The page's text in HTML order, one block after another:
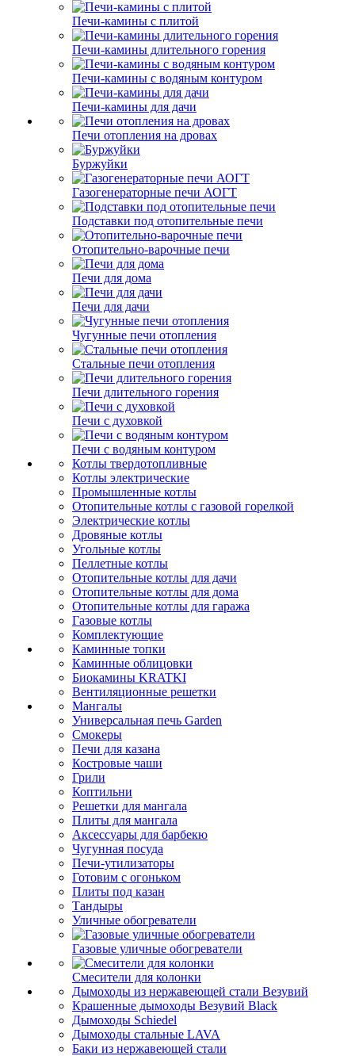
Печи-камины с плитой
Печи-камины длительного горения
Печи-камины с водяным контуром
Печи-камины для дачи
Печи отопления на дровах
Буржуйки
Газогенераторные печи АОГТ
Подставки под отопительные печи
Отопительно-варочные печи
Печи для дома
Печи для дачи
Чугунные печи отопления
Стальные печи отопления
Печи длительного горения
Печи с духовкой
Печи с водяным контуром
Котлы твердотопливные
Котлы электрические
Промышленные котлы
Отопительные котлы с газовой горелкой
Электрические котлы
Дровяные котлы
Угольные котлы
Пеллетные котлы
Отопительные котлы для дачи
Отопительные котлы для дома
Отопительные котлы для гаража
Газовые котлы
Комплектующие
Каминные топки
Каминные облицовки
Биокамины KRATKI
Вентиляционные решетки
Мангалы
Универсальная печь Garden
Смокеры
Печи для казана
Костровые чаши
Грили
Коптильни
Решетки для мангала
Плиты для мангала
Аксессуары для барбекю
Чугунная посуда
Печи-утилизаторы
Готовим с огоньком
Плиты под казан
Тандыры
Уличные обогреватели
Газовые уличные обогреватели
Смесители для колонки
Дымоходы из нержавеющей стали Везувий
Крашенные дымоходы Везувий Black
Дымоходы Schiedel
Дымоходы стальные LAVA
Баки из нержавеющей стали